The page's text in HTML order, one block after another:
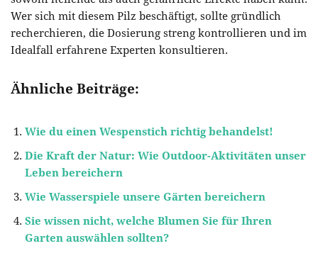
Wer sich mit diesem Pilz beschäftigt, sollte gründlich
recherchieren, die Dosierung streng kontrollieren und im
Idealfall erfahrene Experten konsultieren.
Ähnliche Beiträge:
Wie du einen Wespenstich richtig behandelst!
Die Kraft der Natur: Wie Outdoor-Aktivitäten unser
Leben bereichern
Wie Wasserspiele unsere Gärten bereichern
Sie wissen nicht, welche Blumen Sie für Ihren
Garten auswählen sollten?